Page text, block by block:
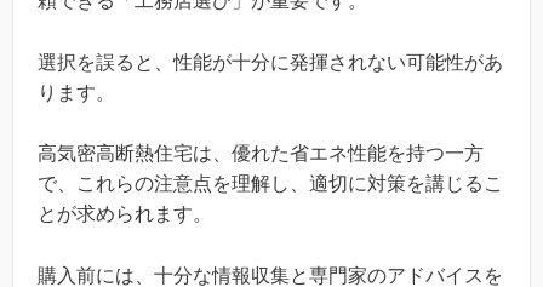
選択を誤ると、性能が十分に発揮されない可能性があ
ります。
高気密高断熱住宅は、優れた省エネ性能を持つ一方
で、これらの注意点を理解し、適切に対策を講じるこ
とが求められます。
購入前には、十分な情報収集と専門家のアドバイスを